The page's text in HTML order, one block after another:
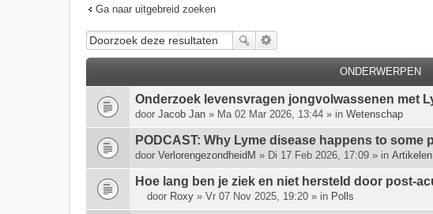
Ga naar uitgebreid zoeken
ONDERWERPEN
Onderzoek levensvragen jongvolwassenen met
door Jacob Jan » Ma 02 Mar 2026, 13:44 » in Wetenschap
PODCAST: Why Lyme disease happens to some
door VerlorengezondheidM » Di 17 Feb 2026, 17:09 » in
Hoe lang ben je ziek en niet hersteld door post-
door Roxy » Vr 07 Nov 2025, 19:20 » in Polls